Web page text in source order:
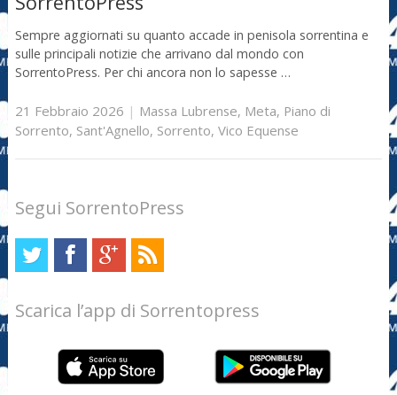
Sempre aggiornati su quanto accade in penisola sorrentina e
sulle principali notizie che arrivano dal mondo con
SorrentoPress. Per chi ancora non lo sapesse …
21 Febbraio 2026 | Massa Lubrense, Meta, Piano di
Sorrento, Sant'Agnello, Sorrento, Vico Equense
Segui SorrentoPress
Scarica l’app di Sorrentopress